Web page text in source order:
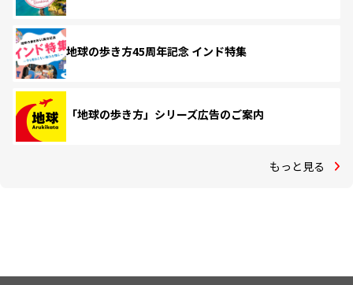
地球の歩き方45周年記念 インド特集
「地球の歩き方」シリーズ広告のご案内
もっと見る